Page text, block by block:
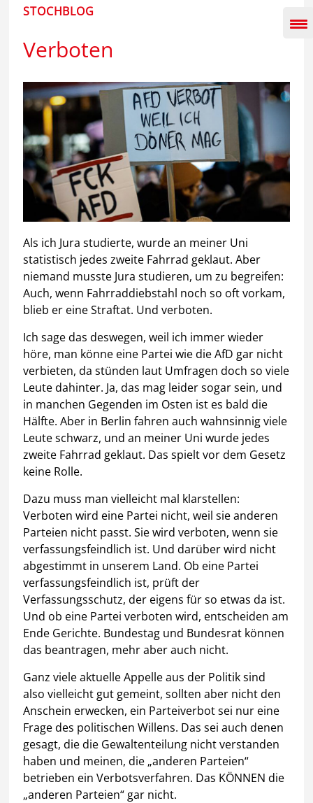
Inhalt
springen
STOCHBLOG
Verboten
Als ich Jura studierte, wurde an meiner Uni
statistisch jedes zweite Fahrrad geklaut. Aber
niemand musste Jura studieren, um zu begreifen:
Auch, wenn Fahrraddiebstahl noch so oft vorkam,
blieb er eine Straftat. Und verboten.
Ich sage das deswegen, weil ich immer wieder
höre, man könne eine Partei wie die AfD gar nicht
verbieten, da stünden laut Umfragen doch so viele
Leute dahinter. Ja, das mag leider sogar sein, und
in manchen Gegenden im Osten ist es bald die
Hälfte. Aber in Berlin fahren auch wahnsinnig viele
Leute schwarz, und an meiner Uni wurde jedes
zweite Fahrrad geklaut. Das spielt vor dem Gesetz
keine Rolle.
Dazu muss man vielleicht mal klarstellen:
Verboten wird eine Partei nicht, weil sie anderen
Parteien nicht passt. Sie wird verboten, wenn sie
verfassungsfeindlich ist. Und darüber wird nicht
abgestimmt in unserem Land. Ob eine Partei
verfassungsfeindlich ist, prüft der
Verfassungsschutz, der eigens für so etwas da ist.
Und ob eine Partei verboten wird, entscheiden am
Ende Gerichte. Bundestag und Bundesrat können
das beantragen, mehr aber auch nicht.
Ganz viele aktuelle Appelle aus der Politik sind
also vielleicht gut gemeint, sollten aber nicht den
Anschein erwecken, ein Parteiverbot sei nur eine
Frage des politischen Willens. Das sei auch denen
gesagt, die die Gewaltenteilung nicht verstanden
haben und meinen, die „anderen Parteien“
betrieben ein Verbotsverfahren. Das KÖNNEN die
„anderen Parteien“ gar nicht.